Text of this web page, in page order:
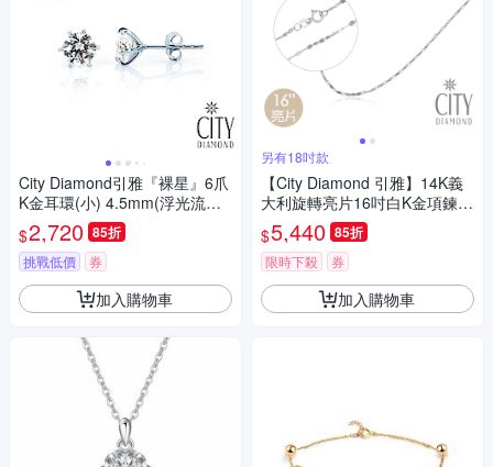
City Diamond引雅『裸星』6爪
K金耳環(小) 4.5mm(浮光流影
系列)
$2,720 85折
挑戰低價 券
加入購物車
另有18吋款
【City Diamond 引雅】14K義
大利旋轉亮片16吋白K金項鍊
(浮光流影系列)
$5,440 85折
限時下殺 券
加入購物車